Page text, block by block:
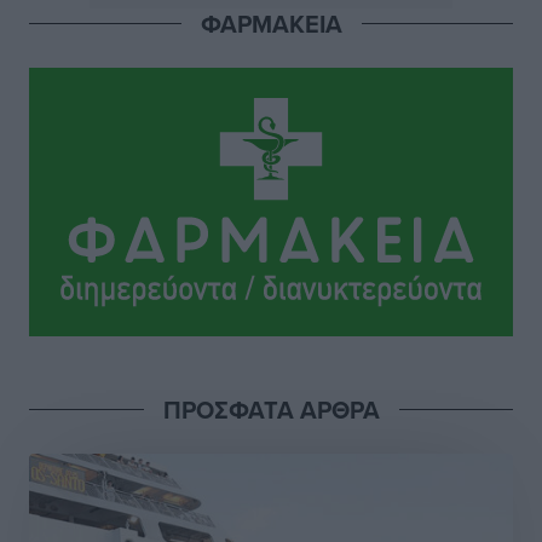
Αθλητικά• πριν 5 ώρες
Σι Τζέι Χάρις: «Να πανηγυρίσουμε πολλές νίκες μαζί»
Αθλητικά • πριν 6 ώρες
Ροδήλιος: Ο απολογισμός από το Πανελλήνιο
Πρωτάθλημα Πίστας
Αθλητικά• πριν 6 ώρες
Γ.Σ. Διαγόρας: Εντατική προετοιμασία και επιστροφή
ΦΑΡΜΑΚΕΙΑ
ΠΡΟΣΦΑΤΑ ΑΡΘΡΑ